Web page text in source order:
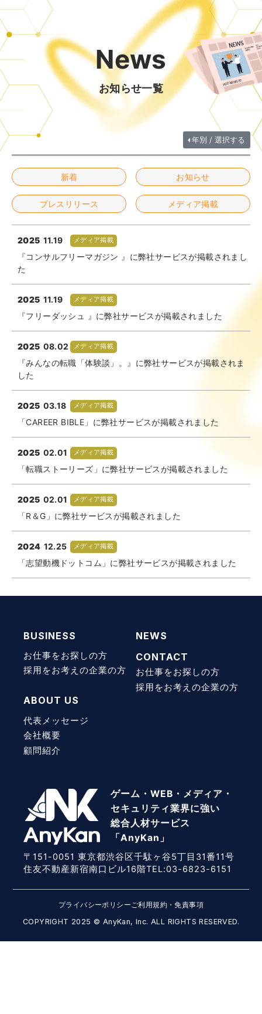
News
お知らせ一覧
年別 / 選択する
新着 お知らせ
プレスリリース メディア掲載
2025 11.19 メディア掲載
『コンサルフリーマガジン 』に弊社サービスが掲載されまし
た
2025 11.19 メディア掲載
『フリーダッシュ 』に弊社サービスが掲載されました
2025 08.02 メディア掲載
『みんなの転職「体験談」。』に弊社サービスが掲載されま
した
2025 03.18 メディア掲載
「CAREER BIBLE」に弊社サービスが掲載されました
2025 02.01 メディア掲載
「転職ストーリーズ」に弊社サービスが掲載されました
2025 02.01 メディア掲載
「R＆G」に弊社サービスが掲載されました
2024 12.25 メディア掲載
「志望動機ドットコム」に弊社サービスが掲載されました
ゲーム・WEB・メディア・
セキュリティ業界に強い
総合人材サービス
「AnyKan」
BUSINESS
お仕事をお探しの方
採用をお考えの企業の方
ABOUT US
代表メッセージ
会社概要
顧問紹介
NEWS
CONTACT
お仕事をお探しの方
採用をお考えの企業の方
〒151-0051 東京都渋谷区千駄ヶ谷5丁目31番11号
住友不動産新宿南口ビル16階TEL:03-6823-6151
COPYRIGHT 2025 © AnyKan, Inc. ALL RIGHTS RESERVED.
プライバシーポリシーご利用規約・免責事項